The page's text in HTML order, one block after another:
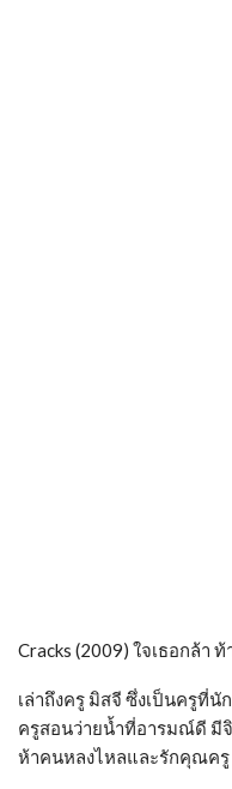
Cracks (2009) ใจเธอกล้า
เล่าถึงครู มิสจี ซึ่งเป็นครูที่นั
ครูสอนว่ายน้ำที่อารมณ์ดี มี
ห้าคนหลงไหลและรักคุณครู